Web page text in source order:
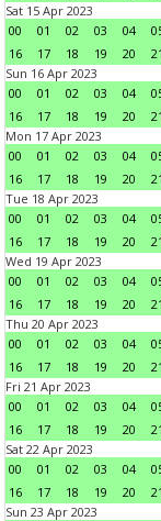
Sat 15 Apr 2023
00
01 02 03 04
16
17 18 19 20 21
Sun 16 Apr 2023
00
01 02 03 04
16
17 18 19 20 21
Mon 17 Apr 2023
00
01 02 03 04
16
17 18 19 20 21
Tue 18 Apr 2023
00
01 02 03 04
16
17 18 19 20 21
Wed 19 Apr 2023
00
01 02 03 04
16
17 18 19 20 21
Thu 20 Apr 2023
00
01 02 03 04
16
17 18 19 20 21
Fri 21 Apr 2023
00
01 02 03 04
16
17 18 19 20 21
Sat 22 Apr 2023
00
01 02 03 04
16
17 18 19 20 21
Sun 23 Apr 2023